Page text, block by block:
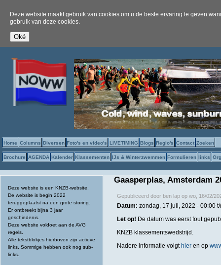
Deze website maakt gebruik van cookies om u de beste ervaring te geven
gebruik van deze cookies.
Home Columns Diversen Foto's en video's LIVETIMING Blogs Regio's Contact Zoeken
Brochure AGENDA Kalender Klassementen IJs & Winterzwemmen Formulieren links
Deze website is een KNZB-website.
De website is begin 2022
teruggeplaatst na een grote storing.
Er ontbreekt bijna 3 jaar
geschiedenis.
Deze website voldoet aan de AVG
regels.
Alle tekstblokjes hierboven zijn actieve
links. Sommige hebben ook nog sub-
links.
Gaasperplas, Amsterdam
Gepubliceerd door ben lapop wo, 16/02/
Datum: zondag, 17 juli, 2022 - 00:00t/
Let op! De datum was eerst fout
KNZB klassementswedstrijd.
Nadere informatie volgt hier en op